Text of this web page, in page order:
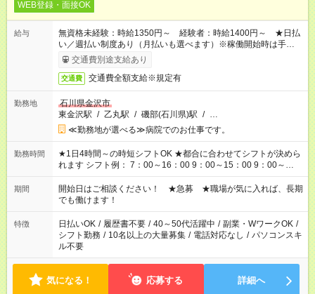
WEB登録・面接OK
給与
無資格未経験：時給1350円～ 経験者：時給1400円～ ★日払
い／週払い制度あり（月払いも選べます）※稼働開始時は手続き
完了次第のお支払いとなります。
交通費別途支給あり
交通費 交通費全額支給※規定有
勤務地
石川県金沢市
東金沢駅 / 乙丸駅 / 磯部(石川県)駅 / …
≪勤務地が選べる≫病院でのお仕事です。
勤務時間
★1日4時間～の時短シフトOK ★都合に合わせてシフトが決めら
れます シフト例： 7：00～16：00 9：00～15：00 9：00～
18：00 11：00～20：00 など ※Wワークの場合、他のお仕事と
合わせ週40時間超の就業はご案内できません ※法令に基づき、
週20時間以上勤務は社会保険への加入対象となります ※労働者
派遣法（日雇い派遣の原則禁止）により、短時間・短期間の就
業はご案内が難しい場合があります
期間
開始日はご相談ください！ ★急募 ★職場が気に入れば、長期
でも働けます！
特徴 日払いOK / 履歴書不要 / 40～50代活躍中 / 副業・WワークOK /
シフト勤務 / 10名以上の大量募集 / 電話対応なし / パソコンスキ
ル不要
気になる！ 応募する 詳細へ